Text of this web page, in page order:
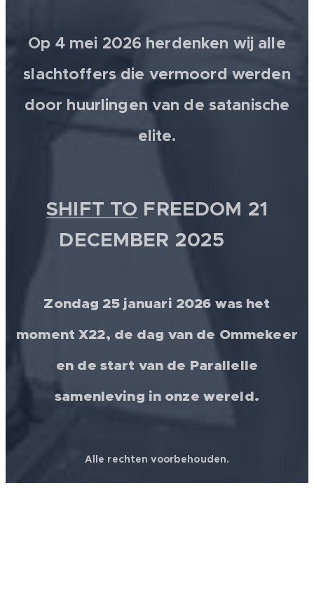
Op 4 mei 2026 herdenken wij alle
slachtoffers die vermoord werden
door huurlingen van de satanische
elite.
SHIFT TO FREEDOM 21
DECEMBER 2025 💫
Zondag 25 januari 2026 was het
moment X22, de dag van de Ommekeer
en de start van de Parallelle
samenleving in onze wereld.
Alle rechten voorbehouden.